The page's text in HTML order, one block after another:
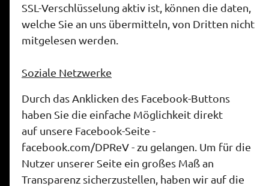
SSL-Verschlüsselung aktiv ist, können die daten,
welche Sie an uns übermitteln, von Dritten nicht
mitgelesen werden.
Soziale Netzwerke
Durch das Anklicken des Facebook-Buttons
haben Sie die einfache Möglichkeit direkt
auf unsere Facebook-Seite -
facebook.com/DPReV - zu gelangen. Um für die
Nutzer unserer Seite ein großes Maß an
Transparenz sicherzustellen, haben wir auf die